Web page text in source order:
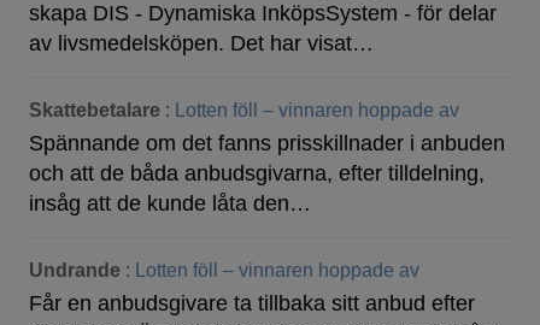
skapa DIS - Dynamiska InköpsSystem - för delar
av livsmedelsköpen. Det har visat…
Skattebetalare : Lotten föll – vinnaren hoppade av
Spännande om det fanns prisskillnader i anbuden
och att de båda anbudsgivarna, efter tilldelning,
insåg att de kunde låta den…
Undrande : Lotten föll – vinnaren hoppade av
Får en anbudsgivare ta tillbaka sitt anbud efter